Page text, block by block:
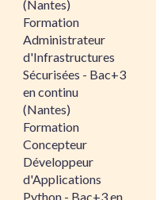
(Nantes)
Formation
Administrateur
d'Infrastructures
Sécurisées - Bac+3
en continu
(Nantes)
Formation
Concepteur
Développeur
d'Applications
Python - Bac+3 en